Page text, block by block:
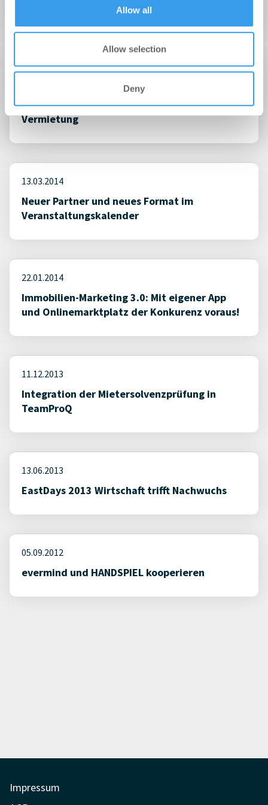
Allow all
Allow selection
Deny
TeamProQ 4.0 – next Level!
27.03.2014
TeamProQ Datenraum – Neues Feature: Multi-
Upload in den Modulen Verkauf und
Vermietung
13.03.2014
Neuer Partner und neues Format im
Veranstaltungskalender
22.01.2014
Immobilien-Marketing 3.0: Mit eigener App
und Onlinemarktplatz der Konkurenz voraus!
11.12.2013
Integration der Mietersolvenzprüfung in
TeamProQ
13.06.2013
EastDays 2013 Wirtschaft trifft Nachwuchs
05.09.2012
evermind und HANDSPIEL kooperieren
Impressum